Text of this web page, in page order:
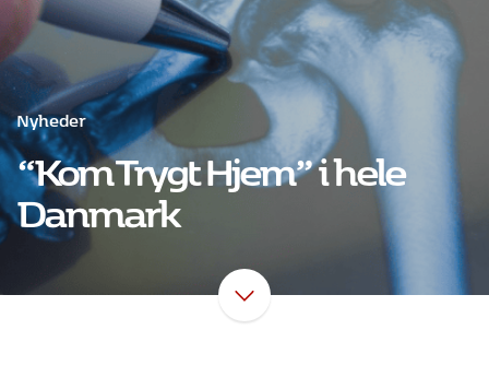
Nyheder
“Kom Trygt Hjem” i hele
Danmark